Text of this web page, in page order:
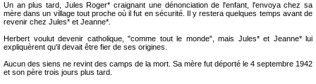
Un an plus tard, Jules Roger* craignant une dénonciation de l'enfant, l'envoya chez sa
mère dans un village tout proche où il fut en sécurité. Il y restera quelques temps avant de
revenir chez Jules* et Jeanne*.
Herbert voulut devenir catholique, "comme tout le monde", mais Jules* et Jeanne* lui
expliquèrent qu'il devait être fier de ses origines.
Aucun des siens ne revint des camps de la mort. Sa mère fut déporté le 4 septembre 1942
et son père trois jours plus tard.